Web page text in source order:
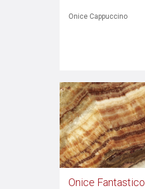
Onice Cappuccino
Onice Fantastico